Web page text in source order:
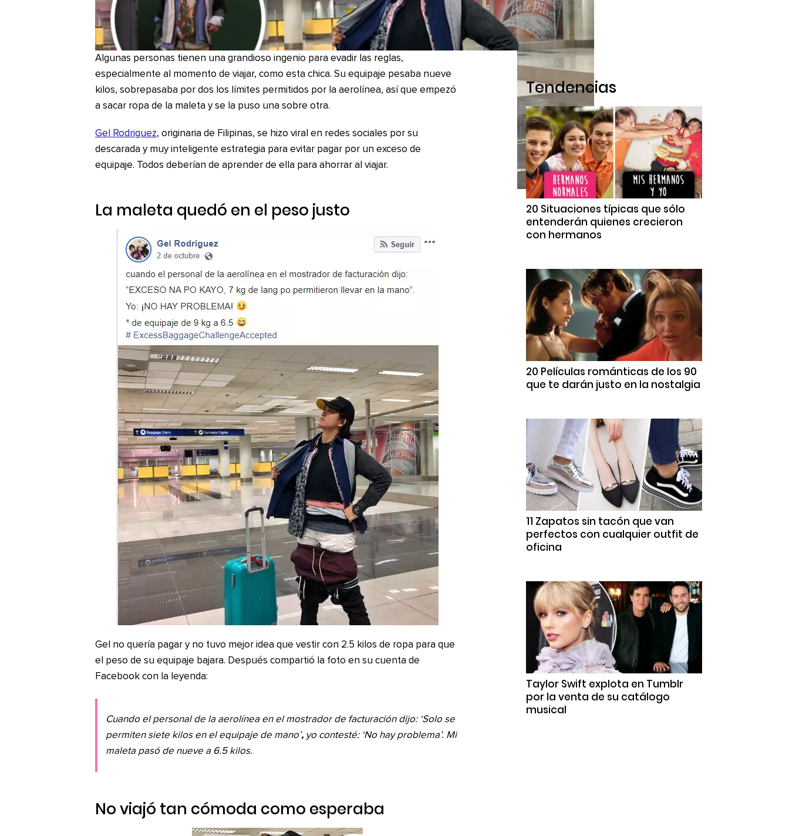
Algunas personas tienen una grandioso ingenio para evadir las reglas,
especialmente al momento de viajar, como esta chica. Su equipaje pesaba nueve
kilos, sobrepasaba por dos los límites permitidos por la aerolínea, así que empezó
a sacar ropa de la maleta y se la puso una sobre otra.
Gel Rodriguez, originaria de Filipinas, se hizo viral en redes sociales por su
descarada y muy inteligente estrategia para evitar pagar por un exceso de
equipaje. Todos deberían de aprender de ella para ahorrar al viajar.
La maleta quedó en el peso justo
Gel no quería pagar y no tuvo mejor idea que vestir con 2.5 kilos de ropa para que
el peso de su equipaje bajara. Después compartió la foto en su cuenta de
Facebook con la leyenda:
Cuando el personal de la aerolínea en el mostrador de facturación dijo: ‘Solo se
permiten siete kilos en el equipaje de mano’, yo contesté: ‘No hay problema’. Mi
maleta pasó de nueve a 6.5 kilos.
No viajó tan cómoda como esperaba
Tendencias
20 Situaciones típicas que sólo
entenderán quienes crecieron
con hermanos
20 Películas románticas de los 90
que te darán justo en la nostalgia
11 Zapatos sin tacón que van
perfectos con cualquier outfit de
oficina
Taylor Swift explota en Tumblr
por la venta de su catálogo
musical